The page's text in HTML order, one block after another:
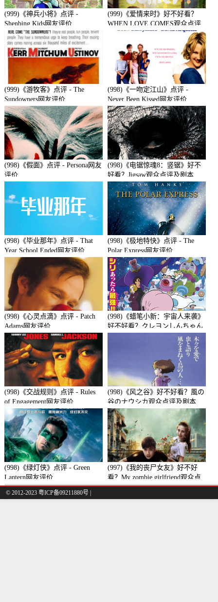
(999)《神兵小将》点评 -
Shenbing Kids网友评价
(999)《爱情来时》好不好看？
WHEN LOVE COMES观众点评
(999)《游牧客》点评 - The
Sundowners网友评价
(998)《一吻定江山》点评 -
Never Been Kissed网友评价
(998)《假面》点评 - Persona网友
评价
(998)《电锯惊魂8：竖锯》好不
好看？Jigsaw观众点评及剧本
(998)《毕业那年》点评 - That
Year School Ended网友评价
(998)《极地特快》点评 - The
Polar Express网友评价
(998)《心灵点滴》点评 - Patch
Adams网友评价
(998)《蜡笔小新：宇宙人来袭》
好不好看？クレヨンしんちゃん
襲来!!宇宙人シリリ观众点评及
(998)《交战规则》点评 - Rules
of Engagement网友评价
(998)《风之谷》好不好看？風の
谷のナウシカ观众点评及剧本
(998)《绿灯侠》点评 - Green
Lantern网友评价
(997)《我的丧尸女友》好不好
看？My zombie girlfriend观众点
评及剧本
© 2012-2023 粤ICP备09211880号 |